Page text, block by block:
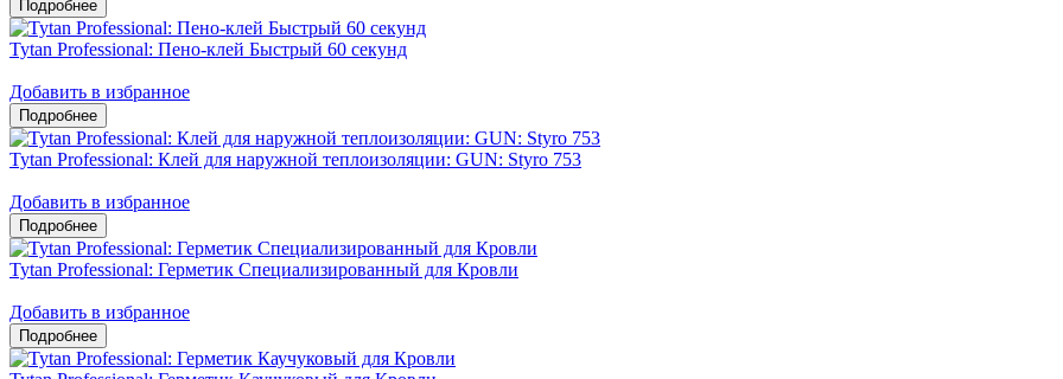
Tytan Professional: Пено-клей Быстрый 60 секунд
Добавить в избранное
Tytan Professional: Клей для наружной теплоизоляции: GUN: Styro 753
Добавить в избранное
Tytan Professional: Герметик Специализированный для Кровли
Добавить в избранное